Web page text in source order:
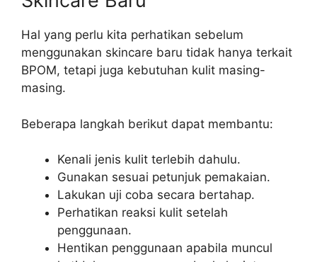
Hal yang perlu kita perhatikan sebelum
menggunakan skincare baru tidak hanya terkait
BPOM, tetapi juga kebutuhan kulit masing-
masing.
Beberapa langkah berikut dapat membantu:
Kenali jenis kulit terlebih dahulu.
Gunakan sesuai petunjuk pemakaian.
Lakukan uji coba secara bertahap.
Perhatikan reaksi kulit setelah
penggunaan.
Hentikan penggunaan apabila muncul